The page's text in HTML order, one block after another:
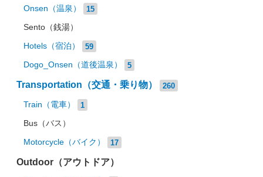
Onsen（温泉） 15
Sento（銭湯）
Hotels（宿泊） 59
Dogo_Onsen（道後温泉） 5
Transportation（交通・乗り物） 260
Train（電車） 1
Bus（バス）
Motorcycle（バイク） 17
Outdoor（アウトドア）